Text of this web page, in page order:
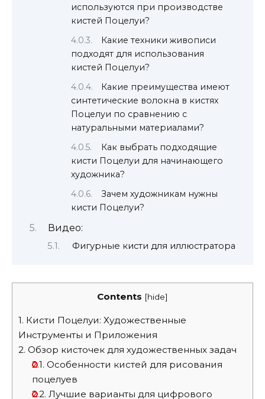
используются при производстве
кистей Поцелуи?
Какие техники живописи
подходят для использования
кистей Поцелуи?
Какие преимущества имеют
синтетические волокна в кистях
Поцелуи по сравнению с
натуральными материалами?
Как выбрать подходящие
кисти Поцелуи для начинающего
художника?
Зачем художникам нужны
кисти Поцелуи?
Видео:
Фигурные кисти для иллюстратора
Contents [hide]
1. Кисти Поцелуи: Художественные
Инструменты и Приложения
2. Обзор кисточек для художественных задач
2.1. Особенности кистей для рисования
поцелуев
2.2. Лучшие варианты для цифрового